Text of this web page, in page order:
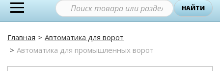
НАЙТИ
Главная
Автоматика для ворот
Автоматика для промышленных ворот